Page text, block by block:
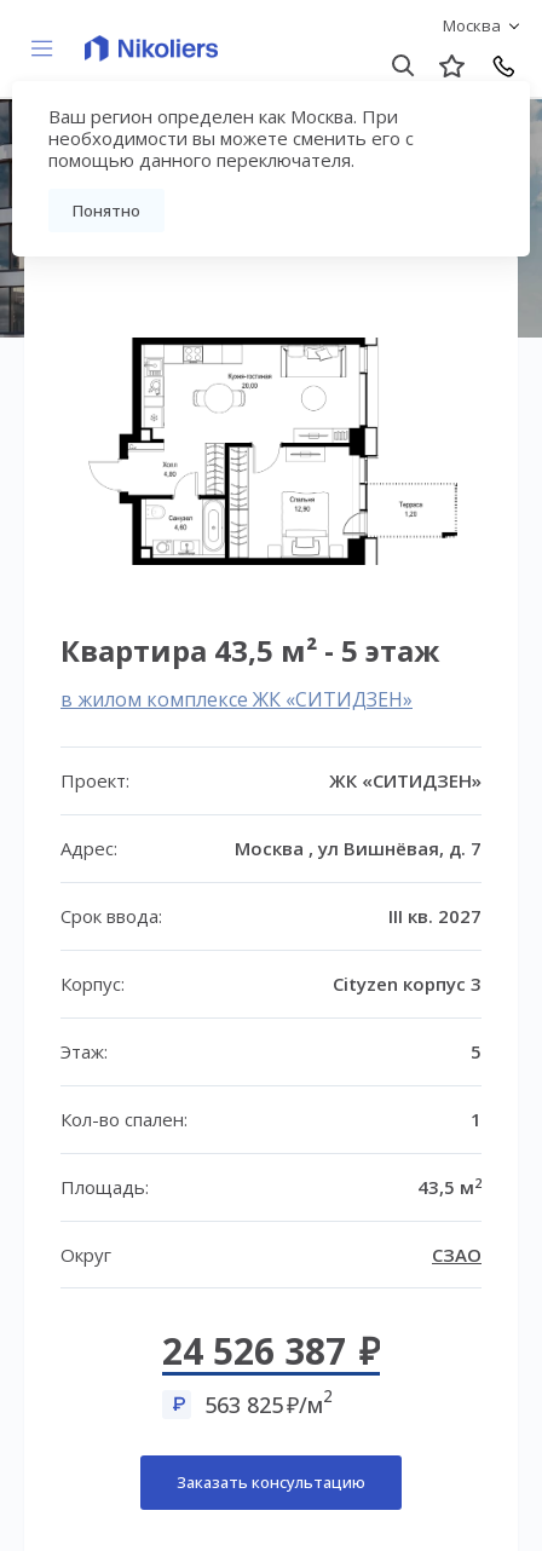
Москва
Ваш регион определен как Москва. При
необходимости вы можете сменить его с
помощью данного переключателя.
Понятно
ЖК «СИТИДЗЕН»
Вернуться на страницу жилого комплекса
Квартира 43,5 м² - 5 этаж
в жилом комплексе ЖК «СИТИДЗЕН»
Проект: ЖК «СИТИДЗЕН»
Адрес: Москва , ул Вишнёвая, д. 7
Срок ввода: III кв. 2027
Корпус: Cityzen корпус 3
Этаж: 5
Кол-во спален: 1
Площадь: 43,5 м2
Округ СЗАО
24 526 387
563 825 /м2
Заказать консультацию